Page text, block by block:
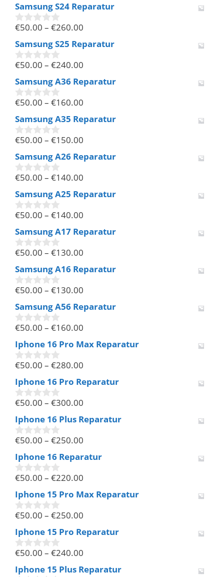
o
n
5
Samsung S24 Reparatur
0
o
n
5
€50.00 – €260.00
Samsung S25 Reparatur
0
o
n
5
€50.00 – €240.00
Samsung A36 Reparatur
0
o
n
5
€50.00 – €160.00
Samsung A35 Reparatur
0
o
n
5
€50.00 – €150.00
Samsung A26 Reparatur
0
o
n
5
€50.00 – €140.00
Samsung A25 Reparatur
0
o
n
5
€50.00 – €140.00
Samsung A17 Reparatur
0
o
n
5
€50.00 – €130.00
Samsung A16 Reparatur
0
o
n
5
€50.00 – €130.00
Samsung A56 Reparatur
0
o
n
5
€50.00 – €160.00
Iphone 16 Pro Max Reparatur
0
o
n
5
€50.00 – €280.00
Iphone 16 Pro Reparatur
0
o
n
5
€50.00 – €300.00
Iphone 16 Plus Reparatur
0
o
n
5
€50.00 – €250.00
Iphone 16 Reparatur
0
o
n
5
€50.00 – €220.00
Iphone 15 Pro Max Reparatur
0
o
n
5
€50.00 – €250.00
Iphone 15 Pro Reparatur
0
o
€50.00 – €240.00
Iphone 15 Plus Reparatur